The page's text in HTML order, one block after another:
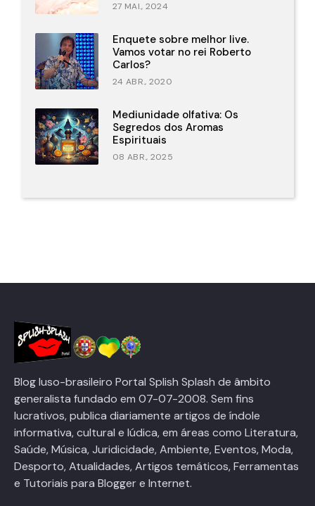
27 MAI., 2024
Enquete sobre melhor live.
Vamos votar no rei Roberto
Carlos?
24 ABR., 2020
Mediunidade olfativa: Os
Segredos dos Aromas
Espirituais
08 ABR., 2025
Blog luso-brasileiro Portal Splish Splash de âmbito
generalista fundado em 07-07-2008. Sem fins
lucrativos, publica diariamente artigos de índole
informativa, cultural e lúdica, em áreas como Literatura,
Saúde, Música, Juridicidade, Ambiente, Eventos, Moda,
Desporto, Atualidades, Artigos temáticos, Ferramentas
e Tutoriais para Blogger e Internet.